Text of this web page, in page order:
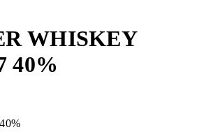
WHISKEY
40%